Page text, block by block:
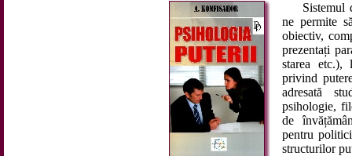
Sistemul
ne permite
obiectiv,
prezentați
starea etc.),
privind
adresată
psihologie,
de
pentru
structurilor